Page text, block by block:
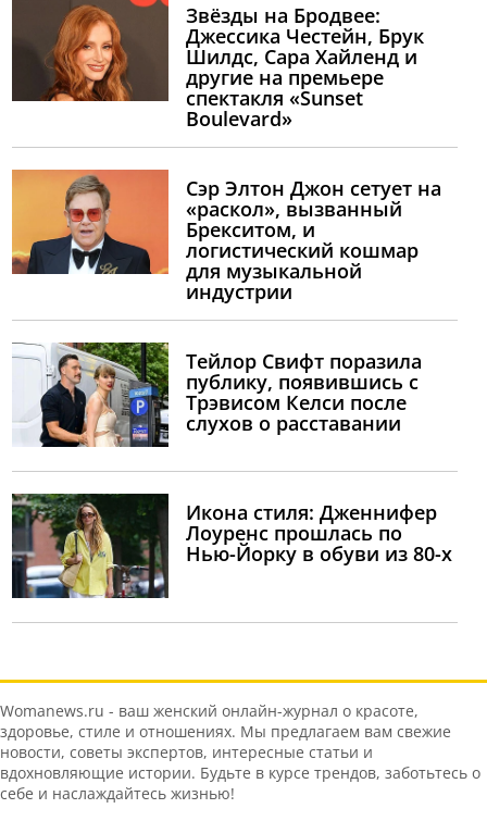
Звёзды на Бродвее:
Джессика Честейн, Брук
Шилдс, Сара Хайленд и
другие на премьере
спектакля «Sunset
Boulevard»
Сэр Элтон Джон сетует на
«раскол», вызванный
Брекситом, и
логистический кошмар
для музыкальной
индустрии
Тейлор Свифт поразила
публику, появившись с
Трэвисом Келси после
слухов о расставании
Икона стиля: Дженнифер
Лоуренс прошлась по
Нью-Йорку в обуви из 80-х
Womanews.ru - ваш женский онлайн-журнал о красоте,
здоровье, стиле и отношениях. Мы предлагаем вам свежие
новости, советы экспертов, интересные статьи и
вдохновляющие истории. Будьте в курсе трендов, заботьтесь о
себе и наслаждайтесь жизнью!